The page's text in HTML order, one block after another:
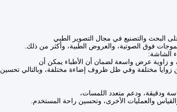
البحث والتصنيع في مجال التصوير الطبي
فوق الصوتية، والعروض الطبية، وأكثر من ذلك.
الشاشة:
زاوية عرض واسعة لضمان أن الأطباء يمكن أن
زوايا مختلفة وفي ظل ظروف إضاءة مختلفة، وبالتالي تحسين
ودقيقة، ودعم متعدد اللمسات،
والعمليات الأخرى، وتحسين راحة المستخدم.